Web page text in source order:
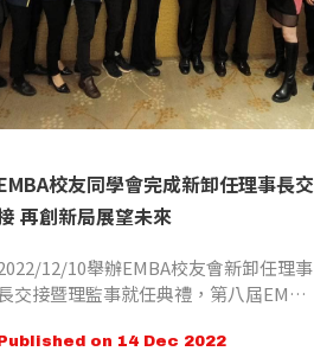
校友同學會完成新卸任理事長交
再創新局展望未來
12/10舉辦EMBA校友會新卸任理事
交接暨理監事就任典禮，第八屆EMBA
on 14 Dec 2022